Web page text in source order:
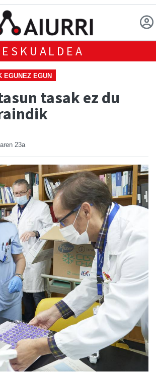
ESKUALDEA
EGUNEZ EGUN
tasak ez du
23a